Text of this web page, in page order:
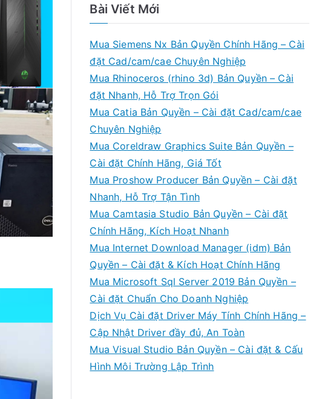
Bài Viết Mới
Mua Siemens Nx Bản Quyền Chính Hãng – Cài
đặt Cad/cam/cae Chuyên Nghiệp
Mua Rhinoceros (rhino 3d) Bản Quyền – Cài
đặt Nhanh, Hỗ Trợ Trọn Gói
Mua Catia Bản Quyền – Cài đặt Cad/cam/cae
Chuyên Nghiệp
Mua Coreldraw Graphics Suite Bản Quyền –
Cài đặt Chính Hãng, Giá Tốt
Mua Proshow Producer Bản Quyền – Cài đặt
Nhanh, Hỗ Trợ Tận Tình
Mua Camtasia Studio Bản Quyền – Cài đặt
Chính Hãng, Kích Hoạt Nhanh
Mua Internet Download Manager (idm) Bản
Quyền – Cài đặt & Kích Hoạt Chính Hãng
Mua Microsoft Sql Server 2019 Bản Quyền –
Cài đặt Chuẩn Cho Doanh Nghiệp
Dịch Vụ Cài đặt Driver Máy Tính Chính Hãng –
Cập Nhật Driver đầy đủ, An Toàn
Mua Visual Studio Bản Quyền – Cài đặt & Cấu
Hình Môi Trường Lập Trình